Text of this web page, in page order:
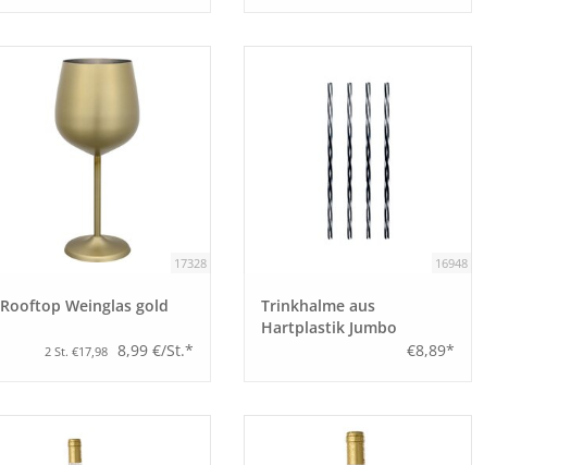
17328
Rooftop Weinglas gold
2 St. €17,98 8,99 €/St.*
16948
Trinkhalme aus
Hartplastik Jumbo
€8,89*